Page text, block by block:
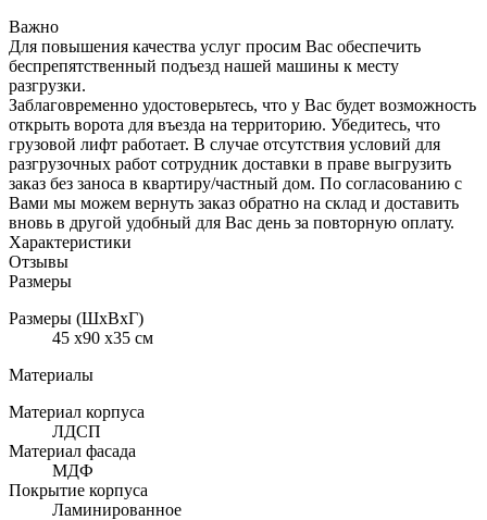
Важно
Для повышения качества услуг просим Вас обеспечить
беспрепятственный подъезд нашей машины к месту
разгрузки.
Заблаговременно удостоверьтесь, что у Вас будет возможность
открыть ворота для въезда на территорию. Убедитесь, что
грузовой лифт работает. В случае отсутствия условий для
разгрузочных работ сотрудник доставки в праве выгрузить
заказ без заноса в квартиру/частный дом. По согласованию с
Вами мы можем вернуть заказ обратно на склад и доставить
вновь в другой удобный для Вас день за повторную оплату.
Характеристики
Отзывы
Размеры
Размеры (ШхВхГ)
45 x90 x35 см
Материалы
Материал корпуса
ЛДСП
Материал фасада
МДФ
Покрытие корпуса
Ламинированное